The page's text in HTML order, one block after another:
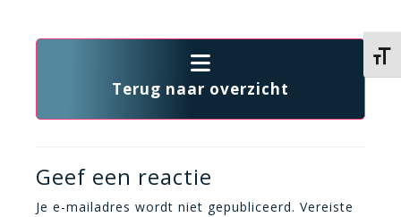
Terug naar overzicht
Geef een reactie
Je e-mailadres wordt niet gepubliceerd. Vereiste